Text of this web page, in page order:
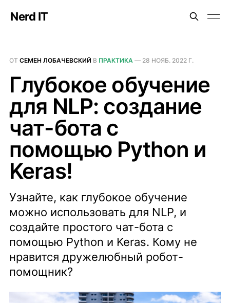
Nerd IT
ОТ СЕМЕН ЛОБАЧЕВСКИЙ В ПРАКТИКА— 28 НОЯБ. 2022 Г.
Глубокое обучение
для NLP: создание
чат-бота с
помощью Python и
Keras!
Узнайте, как глубокое обучение
можно использовать для NLP, и
создайте простого чат-бота с
помощью Python и Keras. Кому не
нравится дружелюбный робот-
помощник?